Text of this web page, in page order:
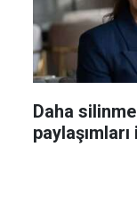
Daha
paylaşımları